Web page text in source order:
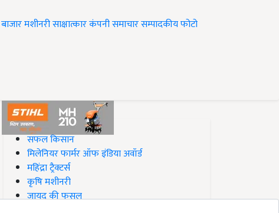
बाजारमशीनरीसाक्षात्कारकंपनी समाचारसम्पादकीयफोटो
#Top on Krishi Jagran
सफल किसान
मिलेनियर फार्मर ऑफ इंडिया अवॉर्ड
महिंद्रा ट्रैक्टर्स
कृषि मशीनरी
जायद की फसल